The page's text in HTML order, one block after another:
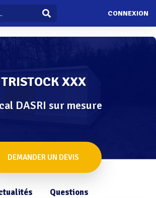
CONNEXION
TRISTOCK XXX
DASRI sur mesure
DEMANDER UN DEVIS
Questions